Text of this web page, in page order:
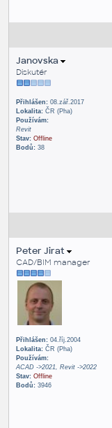
Janovska
Diskutér
Přihlášen:08.zář.2017
Lokalita:ČR (Pha)
Používám:
Revit
Stav: Offline
Bodů:38
Peter Jirat
CAD/BIM manager
Přihlášen:04.říj.2004
Lokalita:ČR (Pha)
Používám:
ACAD ->2021, Revit ->2022
Stav: Offline
Bodů:3946